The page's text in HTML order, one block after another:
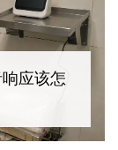
应该怎